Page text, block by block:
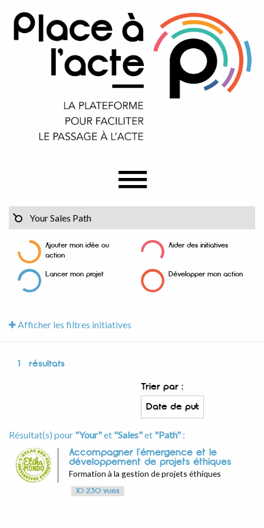
Ajouter mon idée ou
action
Aider des initiatives
Lancer mon projet Développer mon action
Afficher les filtres initiatives
1 résultats
Trier par :
Résultat(s) pour "Your"et "Sales"et "Path" :
Accompagner l'émergence et le
développement de projets éthiques
Formation à la gestion de projets éthiques
10 230 vues